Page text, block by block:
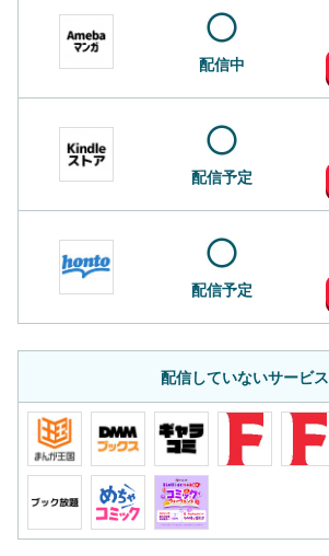
配信中
配信予定
配信予定
配信していないサービス